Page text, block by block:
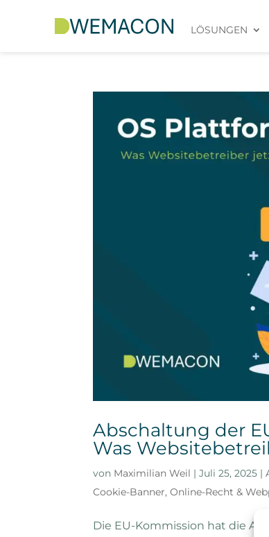
LÖSUNGEN
Abschaltung der
Was
von Maximilian Weil |Juli 25, 2025 |
Cookie-Banner,Online-Recht &
Die EU-Kommission hat die